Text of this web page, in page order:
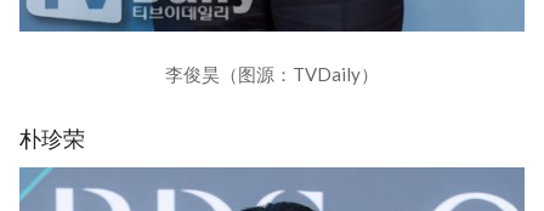
李俊昊（图源：TVDaily）
朴珍荣